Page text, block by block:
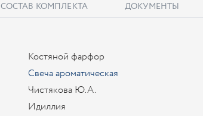
СОСТАВ КОМПЛЕКТА ДОКУМЕНТЫ
Костяной фарфор
Свеча ароматическая
Чистякова Ю.А.
Идиллия